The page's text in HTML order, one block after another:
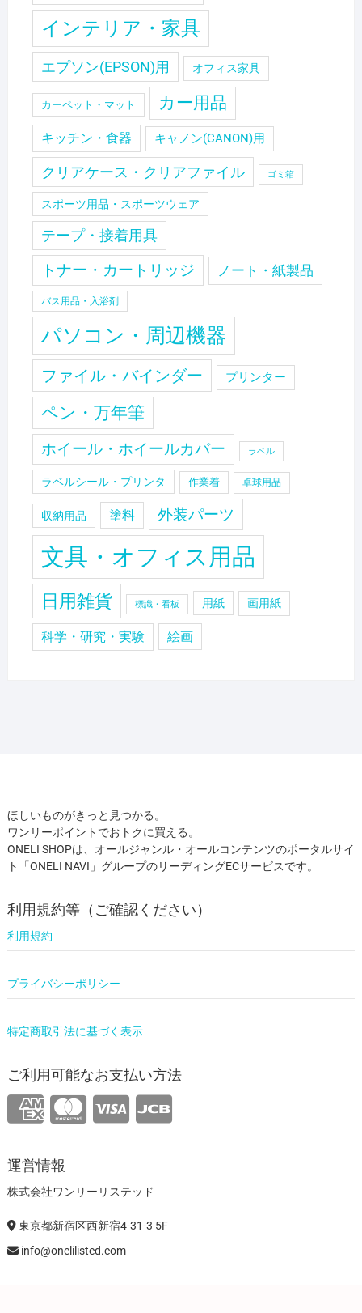
インテリア・家具
エプソン(EPSON)用 オフィス家具
カーペット・マット カー用品
キッチン・食器 キャノン(CANON)用
クリアケース・クリアファイル ゴミ箱
スポーツ用品・スポーツウェア
テープ・接着用具
トナー・カートリッジ ノート・紙製品
バス用品・入浴剤
パソコン・周辺機器
ファイル・バインダー プリンター
ペン・万年筆
ホイール・ホイールカバー ラベル
ラベルシール・プリンタ 作業着 卓球用品
収納用品 塗料 外装パーツ
文具・オフィス用品
日用雑貨 標識・看板 用紙 画用紙
科学・研究・実験 絵画
ほしいものがきっと見つかる。
ワンリーポイントでおトクに買える。
ONELI SHOPは、オールジャンル・オールコンテンツのポータルサイ
ト「ONELI NAVI」グループのリーディングECサービスです。
利用規約等（ご確認ください）
利用規約
プライバシーポリシー
特定商取引法に基づく表示
ご利用可能なお支払い方法
運営情報
株式会社ワンリーリステッド
東京都新宿区西新宿4-31-3 5F
info@onelilisted.com